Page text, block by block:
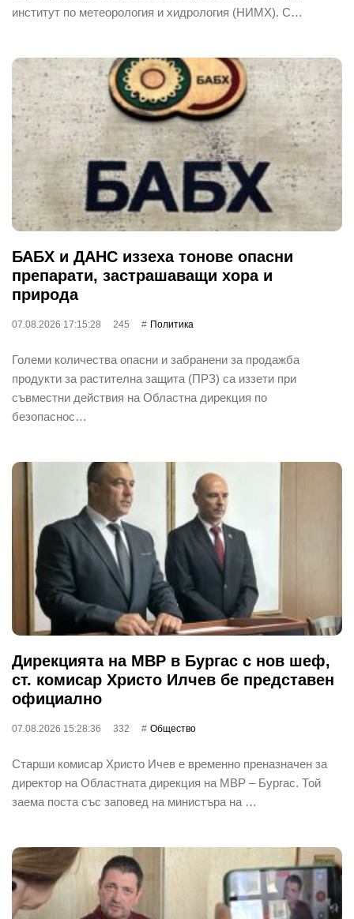
институт по метеорология и хидрология (НИМХ). С…
БАБХ и ДАНС иззеха тонове опасни
препарати, застрашаващи хора и
природа
07.08.2026 17:15:28 245 Политика
Големи количества опасни и забранени за продажба
продукти за растителна защита (ПРЗ) са иззети при
съвместни действия на Областна дирекция по
безопаснос…
Дирекцията на МВР в Бургас с нов шеф,
ст. комисар Христо Илчев бе представен
официално
07.08.2026 15:28:36 332 Общество
Старши комисар Христо Ичев е временно преназначен за
директор на Областната дирекция на МВР – Бургас. Той
заема поста със заповед на министъра на …